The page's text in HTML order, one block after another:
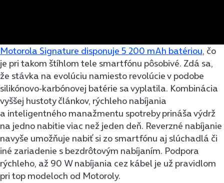
Motorola Signature disponuje 5 200 mAh batériou, čo
je pri takom štíhlom tele smartfónu pôsobivé. Zdá sa,
že stávka na evolúciu namiesto revolúcie v podobe
silikónovo-karbónovej batérie sa vyplatila. Kombinácia
vyššej hustoty článkov, rýchleho nabíjania
a inteligentného manažmentu spotreby prináša výdrž
na jedno nabitie viac než jeden deň. Reverzné nabíjanie
navyše umožňuje nabiť si zo smartfónu aj slúchadlá či
iné zariadenie s bezdrôtovým nabíjaním. Podpora
rýchleho, až 90 W nabíjania cez kábel je už pravidlom
pri top modeloch od Motoroly.